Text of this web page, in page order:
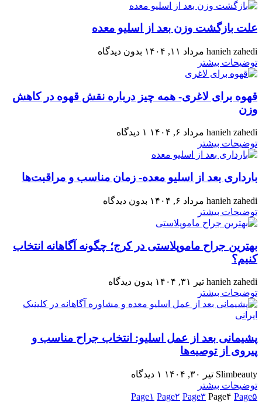
علت بازگشت وزن بعد از اسلیو معده
hanieh zahedi مرداد ۱۱, ۱۴۰۴
بدون دیدگاه
توضیحات بیشتر
قهوه برای لاغری- همه‌ چیز درباره نقش قهوه در کاهش
وزن
hanieh zahedi مرداد ۶, ۱۴۰۴
۱ دیدگاه
توضیحات بیشتر
بارداری بعد از اسلیو معده- زمان مناسب و مراقبت‌ها
hanieh zahedi مرداد ۶, ۱۴۰۴
بدون دیدگاه
توضیحات بیشتر
بهترین جراح ماموپلاستی در کرج؛ چگونه آگاهانه انتخاب
کنیم؟
hanieh zahedi تیر ۳۱, ۱۴۰۴
بدون دیدگاه
توضیحات بیشتر
پشیمانی بعد از عمل اسلیو: انتخاب جراح مناسب و
پیروی از توصیه‌ها
Slimbeauty تیر ۳۰, ۱۴۰۴
۱ دیدگاه
توضیحات بیشتر
Page۱ Page۲ Page۳ Page۴ Page۵